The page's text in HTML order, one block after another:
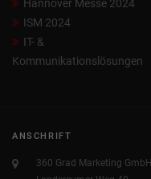
Hannover Messe 2024
ISM 2024
IT- &
Kommunikationslösungen
ANSCHRIFT
360 Grad Marketing GmbH